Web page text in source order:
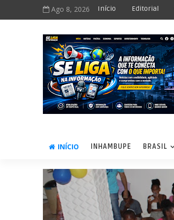
Ago 8, 2026 Início Editorial
INÍCIO INHAMBUPE BRASIL